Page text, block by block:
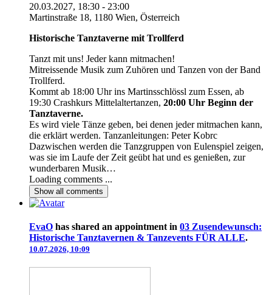
20.03.2027, 18:30 - 23:00
Martinstraße 18, 1180 Wien, Österreich
Historische Tanztaverne mit Trollferd
Tanzt mit uns! Jeder kann mitmachen!
Mitreissende Musik zum Zuhören und Tanzen von der Band
Trollferd.
Kommt ab 18:00 Uhr ins Martinsschlössl zum Essen, ab
19:30 Crashkurs Mittelaltertanzen, 20:00 Uhr Beginn der
Tanztaverne.
Es wird viele Tänze geben, bei denen jeder mitmachen kann,
die erklärt werden. Tanzanleitungen: Peter Kobrc
Dazwischen werden die Tanzgruppen von Eulenspiel zeigen,
was sie im Laufe der Zeit geübt hat und es genießen, zur
wunderbaren Musik…
Loading comments ...
Show all comments
EvaO has shared an appointment in 03 Zusendewunsch:
Historische Tanztavernen & Tanzevents FÜR ALLE.
10.07.2026, 10:09